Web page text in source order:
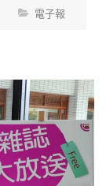
電子報